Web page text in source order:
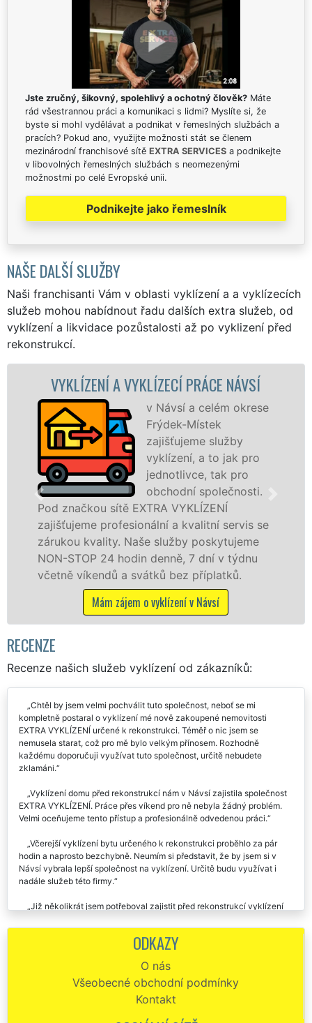
Jste zručný, šikovný, spolehlivý a ochotný člověk? Máte
rád všestrannou práci a komunikaci s lidmi? Myslíte si, že
byste si mohl vydělávat a podnikat v řemeslných službách a
pracích? Pokud ano, využijte možnosti stát se členem
mezinárodní franchisové sítě EXTRA SERVICES a podnikejte
v libovolných řemeslných službách s neomezenými
možnostmi po celé Evropské unii.
Podnikejte jako řemeslník
NAŠE DALŠÍ SLUŽBY
Naši franchisanti Vám v oblasti vyklízení a a vyklízecích
služeb mohou nabídnout řadu dalších extra služeb, od
vyklízení a likvidace pozůstalosti až po vyklizení před
rekonstrukcí.
VYKLÍZENÍ A VYKLÍZECÍ PRÁCE NÁVSÍ
v Návsí a celém okrese
Frýdek-Místek
zajišťujeme služby
vyklízení, a to jak pro
jednotlivce, tak pro
obchodní společnosti.
Pod značkou sítě EXTRA VYKLÍZENÍ
zajišťujeme profesionální a kvalitní servis se
zárukou kvality. Naše služby poskytujeme
NON-STOP 24 hodin denně, 7 dní v týdnu
včetně víkendů a svátků bez příplatků.
Mám zájem o vyklízení v Návsí
RECENZE
Recenze našich služeb vyklízení od zákazníků:
Chtěl by jsem velmi pochválit tuto společnost, neboť se mi
kompletně postaral o vyklízení mé nově zakoupené nemovitosti
EXTRA VYKLÍZENÍ určené k rekonstrukci. Téměř o nic jsem se
nemusela starat, což pro mě bylo velkým přínosem. Rozhodně
každému doporučuji využívat tuto společnost, určitě nebudete
zklamáni.
Vyklízení domu před rekonstrukcí nám v Návsí zajistila společnost
EXTRA VYKLÍZENÍ. Práce přes víkend pro ně nebyla žádný problém.
Velmi oceňujeme tento přístup a profesionálně odvedenou práci.
Včerejší vyklízení bytu určeného k rekonstrukci proběhlo za pár
hodin a naprosto bezchybně. Neumím si představit, že by jsem si v
Návsí vybrala lepší společnost na vyklízení. Určitě budu využívat i
nadále služeb této firmy.
Již několikrát jsem potřeboval zajistit před rekonstrukcí vyklízení
společnost EXTRA VYKLÍZENÍ, neboť jejich profesionální přístup,
rychlost práce a cena za vyklízení jsou bezkonkurenční. Určitě
Vyklízení našeho bytu před rekonstrukcí nám zajistila společnost
EXTRA VYKLÍZENÍ. Děkujeme a minimálně v Návsí doporučujeme.
Před měsícem jsme zakoupili starší nemovitost v Návsí, kterou jsme
ODKAZY
O nás
Všeobecné obchodní podmínky
Kontakt